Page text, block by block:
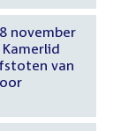
november
van